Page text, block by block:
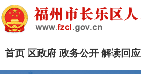
首页 区政府 政务公开 解读回应